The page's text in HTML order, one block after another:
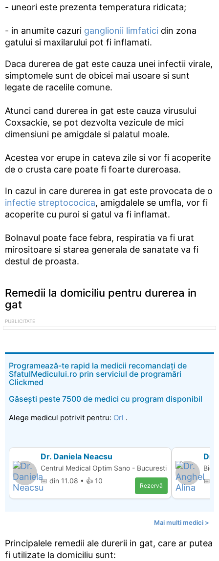
- uneori este prezenta temperatura ridicata;
- in anumite cazuri ganglionii limfatici din zona
gatului si maxilarului pot fi inflamati.
Daca durerea de gat este cauza unei infectii virale,
simptomele sunt de obicei mai usoare si sunt
legate de racelile comune.
Atunci cand durerea in gat este cauza virusului
Coxsackie, se pot dezvolta vezicule de mici
dimensiuni pe amigdale si palatul moale.
Acestea vor erupe in cateva zile si vor fi acoperite
de o crusta care poate fi foarte dureroasa.
In cazul in care durerea in gat este provocata de o
infectie streptococica, amigdalele se umfla, vor fi
acoperite cu puroi si gatul va fi inflamat.
Bolnavul poate face febra, respiratia va fi urat
mirositoare si starea generala de sanatate va fi
destul de proasta.
Remedii la domiciliu pentru durerea in
gat
Programează-te rapid la medicii recomandați de
SfatulMedicului.ro prin serviciul de programări
Clickmed
Găsești peste 7500 de medici cu program disponibil
Alege medicul potrivit pentru: Orl .
Dr. Daniela Neacsu
Centrul Medical Optim Sano - Bucuresti
📅 din 11.08 • 👍 10
Rezervă
Dr.
Bio
📅
Mai multi medici >
Principalele remedii ale durerii in gat, care ar putea
fi utilizate la domiciliu sunt: